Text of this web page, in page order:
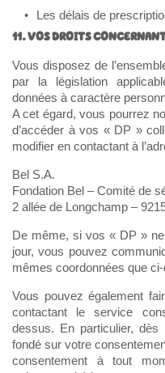
Les délais de
11. VOS DROITS
Vous disposez de
par la législation
données à caractère
A cet égard, vous pourrez
d’accéder à vos « DP »
modifier en contactant à
Bel S.A.
Fondation Bel – Comité de
2 allée de Longchamp –
De même, si vos « DP »
jour, vous pouvez
mêmes coordonnées que
Vous pouvez également
contactant le service
dessus. En particulier,
fondé sur votre
consentement à tout